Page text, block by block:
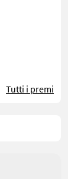
Tutti i premi